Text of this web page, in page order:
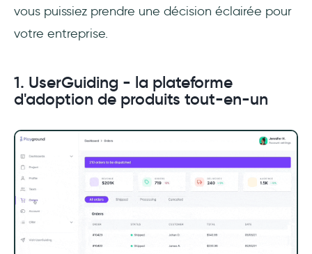
vous puissiez prendre une décision éclairée pour
votre entreprise.
1. UserGuiding - la plateforme
d'adoption de produits tout-en-un